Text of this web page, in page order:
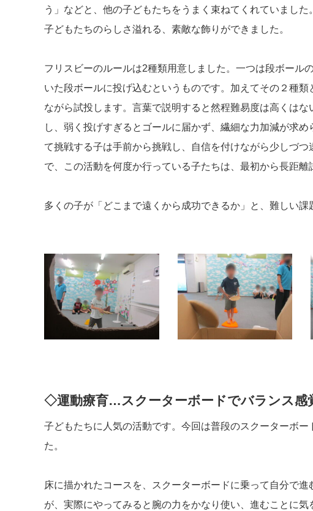
う」などと、他の子どもたちをうまく束ねてくれていまし
子どもたちのらしさ溢れる、素敵な飾りができました。
フリスビーのルールは2種類用意しました。一つは段ボール
いた段ボールに投げ込むというものです。加えてその２種
ながら試投します。言葉で説明すると然程難易度は高くは
し、弱く投げすぎるとゴールに届かず、繊細な力加減が求
て挑戦する子は手前から挑戦し、自信を付けながら少しづ
で、この活動を何度か行っている子たちは、最初から長距
多くの子が「どこまで遠くから成功できるか」と、難しい課
◇運動療育…スクーターボードでバランス感
子どもたちに人気の活動です。今回は普段のスクーターボ
た。
床に描かれたコースを、スクーターボードに乗って自分で
が、実際にやってみると腕の力をかなり使い、進むことに